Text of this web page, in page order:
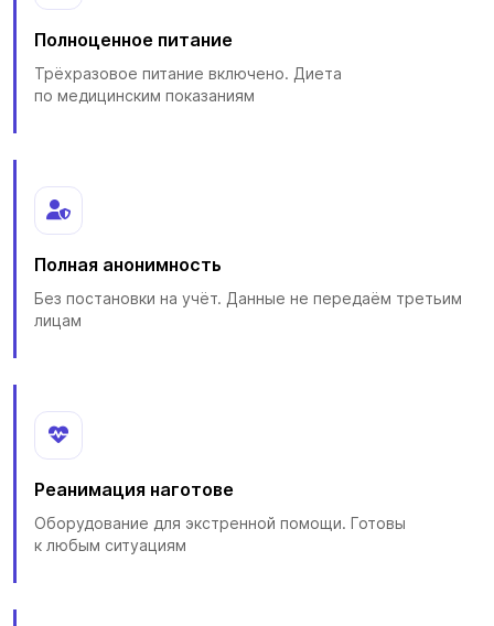
Полноценное питание
Трёхразовое питание включено. Диета
по медицинским показаниям
Полная анонимность
Без постановки на учёт. Данные не передаём третьим
лицам
Реанимация наготове
Оборудование для экстренной помощи. Готовы
к любым ситуациям